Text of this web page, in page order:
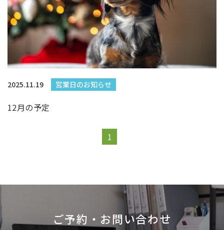
2025.11.19 営業日のお知らせ
12月の予定
1
ご予約・お問い合わせ